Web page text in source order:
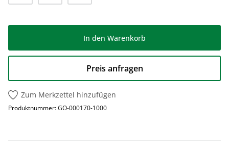
In den Warenkorb
Preis anfragen
Zum Merkzettel hinzufügen
Produktnummer:GO-000170-1000